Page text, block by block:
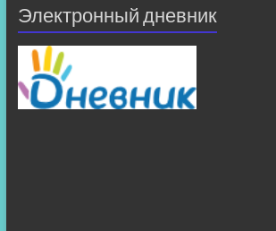
Электронный дневник